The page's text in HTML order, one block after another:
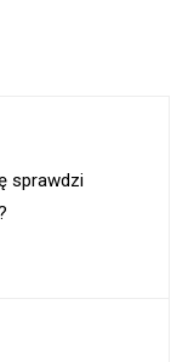
sprawdzi